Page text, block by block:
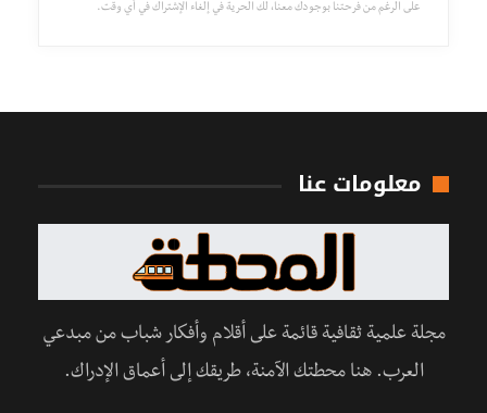
على الرغم من فرحتنا بوجودك معنا، لك الحرية في إلغاء الإشتراك في أي وقت.
معلومات عنا
مجلة علمية ثقافية قائمة على أقلام وأفكار شباب من مبدعي
العرب. هنا محطتك الآمنة، طريقك إلى أعماق الإدراك.